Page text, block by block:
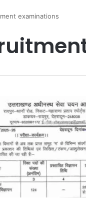
examinations